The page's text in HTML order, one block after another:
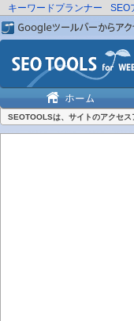
キーワードプランナー SEO
SEOTOOLSは、サイトのアクセ